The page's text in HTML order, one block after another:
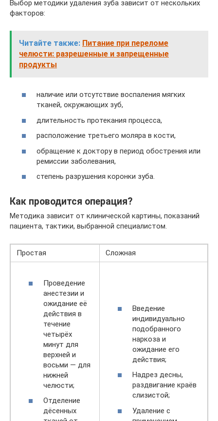
Выбор методики удаления зуба зависит от нескольких
факторов:
Читайте также: Питание при переломе
челюсти: разрешенные и запрещенные
продукты
наличие или отсутствие воспаления мягких
тканей, окружающих зуб,
длительность протекания процесса,
расположение третьего моляра в кости,
обращение к доктору в период обострения или
ремиссии заболевания,
степень разрушения коронки зуба.
Как проводится операция?
Методика зависит от клинической картины, показаний
пациента, тактики, выбранной специалистом.
Простая Сложная
Проведение
анестезии и
ожидание её
действия в
течение
четырёх
минут для
верхней и
восьми — для
нижней
челюсти;
Отделение
дёсенных
Введение
индивидуально
подобранного
наркоза и
ожидание его
действия;
Надрез десны,
раздвигание краёв
слизистой;
Удаление с